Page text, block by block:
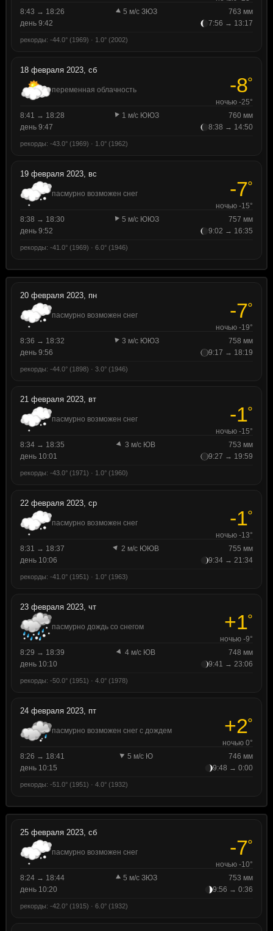
8:43 → 18:26
5 м/с ЗЮЗ
763 мм
день 9:42
7:56 → 13:17
рекорды: -44.0° (1969) · 1.0° (2002)
18 февраля 2023, сб
переменная облачность -8°
ночью -25°
8:41 → 18:28
1 м/с ЮЮЗ
760 мм
день 9:47
8:38 → 14:50
рекорды: -43.0° (1969) · 1.0° (1962)
19 февраля 2023, вс
пасмурно возможен снег -7°
ночью -15°
8:38 → 18:30
5 м/с ЮЮЗ
757 мм
день 9:52
9:02 → 16:35
рекорды: -41.0° (1969) · 6.0° (1946)
20 февраля 2023, пн
пасмурно возможен снег -7°
ночью -19°
8:36 → 18:32
3 м/с ЮЮЗ
758 мм
день 9:56
9:17 → 18:19
рекорды: -44.0° (1898) · 3.0° (1946)
21 февраля 2023, вт
пасмурно возможен снег -1°
ночью -15°
8:34 → 18:35
3 м/с ЮВ
753 мм
день 10:01
9:27 → 19:59
рекорды: -43.0° (1971) · 1.0° (1960)
22 февраля 2023, ср
пасмурно возможен снег -1°
ночью -13°
8:31 → 18:37
2 м/с ЮЮВ
755 мм
день 10:06
9:34 → 21:34
рекорды: -41.0° (1951) · 1.0° (1963)
23 февраля 2023, чт
пасмурно дождь со снегом +1°
ночью -9°
8:29 → 18:39
4 м/с ЮВ
748 мм
день 10:10
9:41 → 23:06
рекорды: -50.0° (1951) · 4.0° (1978)
24 февраля 2023, пт
пасмурно возможен снег с дождем +2°
ночью 0°
8:26 → 18:41
5 м/с Ю
746 мм
день 10:15
9:48 → 0:00
рекорды: -51.0° (1951) · 4.0° (1932)
25 февраля 2023, сб
пасмурно возможен снег -7°
ночью -10°
8:24 → 18:44
5 м/с ЗЮЗ
753 мм
день 10:20
9:56 → 0:36
рекорды: -42.0° (1915) · 6.0° (1932)